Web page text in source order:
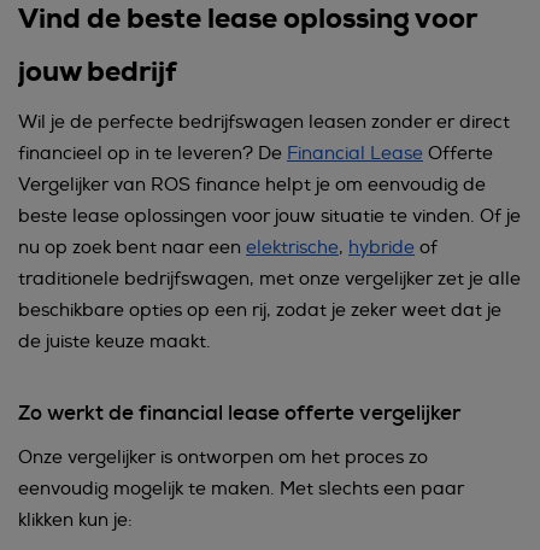
Vind de beste lease oplossing voor
jouw bedrijf
Wil je de perfecte bedrijfswagen leasen zonder er direct
financieel op in te leveren? De Financial Lease Offerte
Vergelijker van ROS finance helpt je om eenvoudig de
beste lease oplossingen voor jouw situatie te vinden. Of je
nu op zoek bent naar een elektrische, hybride of
traditionele bedrijfswagen, met onze vergelijker zet je alle
beschikbare opties op een rij, zodat je zeker weet dat je
de juiste keuze maakt.
Zo werkt de financial lease offerte vergelijker
Onze vergelijker is ontworpen om het proces zo
eenvoudig mogelijk te maken. Met slechts een paar
klikken kun je: